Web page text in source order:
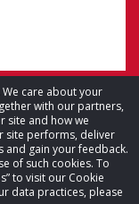
care about your
with our partners,
site and how we
site performs, deliver
gain your feedback.
of such cookies. To
to visit our Cookie
data practices, please
réservés.